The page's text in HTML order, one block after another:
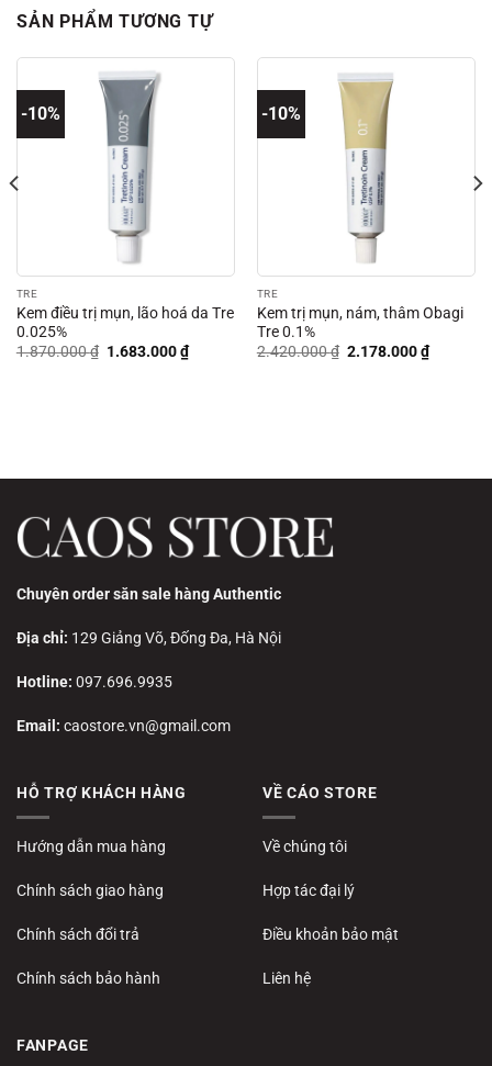
SẢN PHẨM TƯƠNG TỰ
-10%
TRE
Kem điều trị mụn, lão hoá da Tre
0.025%
1.870.000₫ Giá
1.683.000₫Giá
hiện
-10%
TRE
Kem trị mụn, nám, thâm Obagi
Tre 0.1%
2.420.000₫ Giá
2.178.000₫Giá
hiện
Chuyên order săn sale hàng Authentic
Địa chỉ: 129 Giảng Võ, Đống Đa, Hà Nội
Hotline: 097.696.9935
Email: caostore.vn@gmail.com
HỖ TRỢ KHÁCH HÀNG
Hướng dẫn mua hàng
Chính sách giao hàng
Chính sách đổi trả
Chính sách bảo hành
VỀ CÁO STORE
Về chúng tôi
Hợp tác đại lý
Điều khoản bảo mật
Liên hệ
FANPAGE